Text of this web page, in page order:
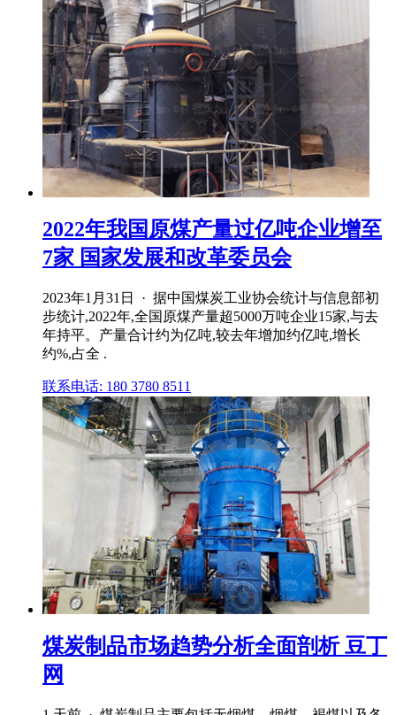
2022年我国原煤产量过亿吨企业增至
7家 国家发展和改革委员会
2023年1月31日 · 据中国煤炭工业协会统计与信息部初
步统计,2022年,全国原煤产量超5000万吨企业15家,与去
年持平。产量合计约为亿吨,较去年增加约亿吨,增长
约%,占全 .
联系电话: 180 3780 8511
煤炭制品市场趋势分析全面剖析 豆丁
网